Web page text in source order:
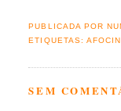
PUBLICADA POR
ETIQUETAS:
SEM